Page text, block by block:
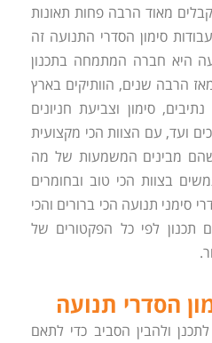
מאוד הרבה פחות תאונות
סימון הסדרי התנועה זה
היא חברה המתמחה בתכנון
הרבה שנים, הוותיקים בארץ
סימון וצביעת חניונים
ועד, עם הצוות הכי מקצועית
מבינים המשמעות של מה
בצוות הכי טוב ובחומרים
סימני תנועה הכי ברורים והכי
תכנון לפי כל הפקטורים של
הסדרי תנועה
ולהבין הסביב כדי לתאם